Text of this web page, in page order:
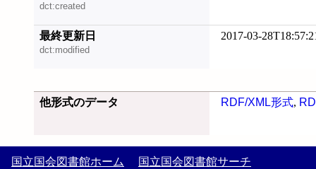
dct:created
最終更新日
dct:modified
2017-03-
他形式のデータ RDF/XML形式,
国立国会図書館ホーム 国立国会図書館サーチ